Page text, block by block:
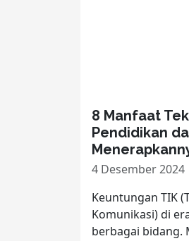
8 Manfaat
Pendidikan
4 Desember 2024
Keuntungan TIK
Komunikasi) di
berbagai bidang.